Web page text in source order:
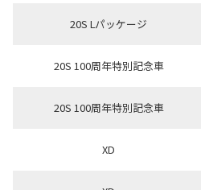
20S Lパッケージ
20S 100周年特別記念車
20S 100周年特別記念車
XD